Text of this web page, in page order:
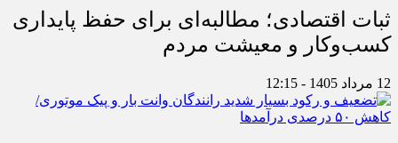
ثبات اقتصادی؛ مطالبه‌ای برای حفظ پایداری
کسب‌وکار و معیشت مردم
12 مرداد 1405 - 12:15